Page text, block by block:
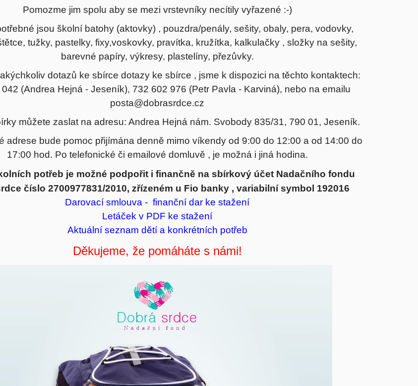
Pomozme jim spolu aby se mezi vrstevníky necítily vyřazené :-)
jsou školní batohy (aktovky) , pouzdra/penály, sešity, obaly, pera, vodovky,
tužky, pastelky, fixy,voskovky, pravítka, kružítka, kalkulačky , složky na sešity,
barevné papíry, výkresy, plastelíny, přezůvky.
dotazů ke sbírce dotazy ke sbírce , jsme k dispozici na těchto kontaktech:
(Andrea Hejná - Jeseník), 732 602 976 (Petr Pavla - Karviná), nebo na emailu
posta@dobrasrdce.cz
můžete zaslat na adresu: Andrea Hejná nám. Svobody 835/31, 790 01, Jeseník.
adrese bude pomoc přijímána denně mimo víkendy od 9:00 do 12:00 a od 14:00 do
17:00 hod. Po telefonické či emailové domluvě , je možná i jiná hodina.
potřeb je možné podpořit i finančně na sbírkový účet Nadačního fondu
číslo 2700977831/2010, zřízeném u Fio banky , variabilní symbol 192016
Darovací smlouva - finanční dar ke stažení
Letáček v PDF ke stažení
Aktuální seznam dětí a konkrétních potřeb
Děkujeme, že pomáháte s námi!